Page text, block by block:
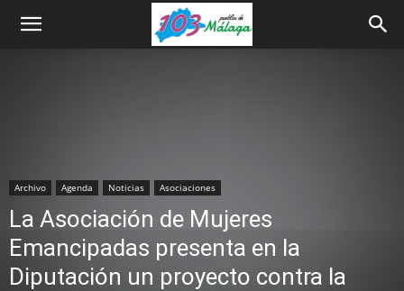
Archivo Agenda Noticias Asociaciones
La Asociación de Mujeres
Emancipadas presenta en la
Diputación un proyecto contra la